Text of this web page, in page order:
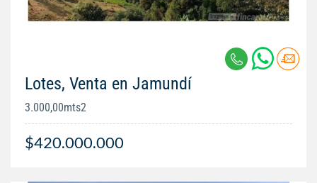
Lotes, Venta en Jamundí
3.000,00mts2
$420.000.000